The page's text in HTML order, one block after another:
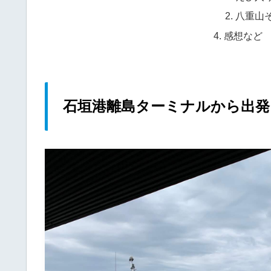
八重山
感想など
石垣港離島ターミナルから出発